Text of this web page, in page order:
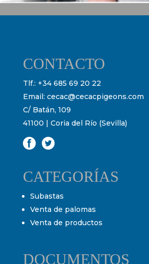
CONTACTO
Tlf.: +34 685 69 20 22
Email: cecac@cecacpigeons.com
C/ Batán, 109
41100 | Coria del Río (Sevilla)
CATEGORÍAS
Subastas
Venta de palomas
Venta de productos
DOCUMENTOS